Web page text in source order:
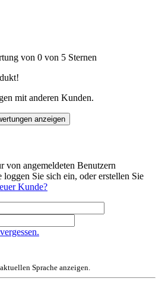
von 0 von 5 Sternen
mit anderen Kunden.
anzeigen
von angemeldeten Benutzern
loggen Sie sich ein, oder erstellen Sie
Kunde?
Sprache anzeigen.